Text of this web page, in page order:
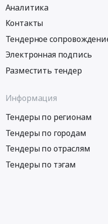
Аналитика
Контакты
Тендерное
Электронная подпись
Разместить тендер
Информация
Тендеры по регионам
Тендеры по городам
Тендеры по отраслям
Тендеры по тэгам